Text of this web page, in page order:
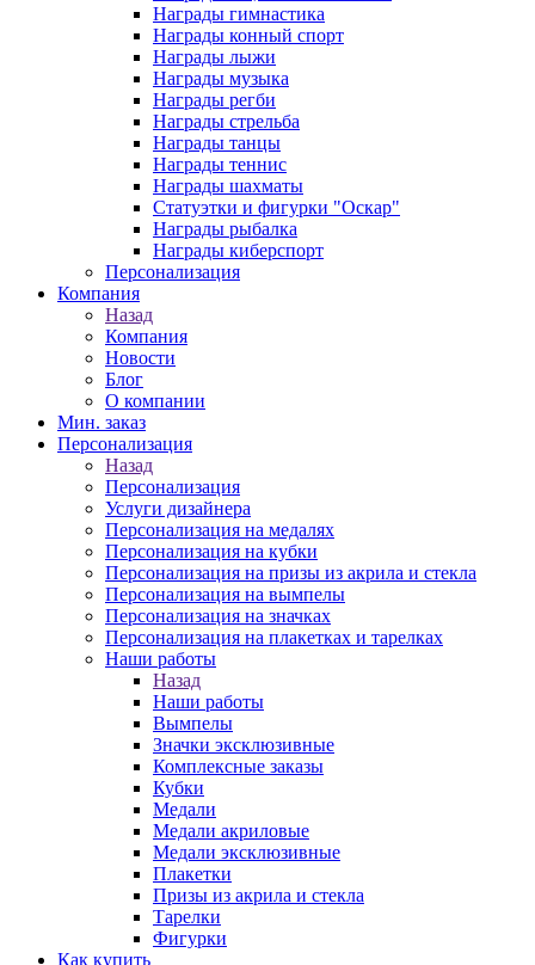
Награды гимнастика
Награды конный спорт
Награды лыжи
Награды музыка
Награды регби
Награды стрельба
Награды танцы
Награды теннис
Награды шахматы
Статуэтки и фигурки "Оскар"
Награды рыбалка
Награды киберспорт
Персонализация
Компания
Назад
Компания
Новости
Блог
О компании
Мин. заказ
Персонализация
Назад
Персонализация
Услуги дизайнера
Персонализация на медалях
Персонализация на кубки
Персонализация на призы из акрила и стекла
Персонализация на вымпелы
Персонализация на значках
Персонализация на плакетках и тарелках
Наши работы
Назад
Наши работы
Вымпелы
Значки эксклюзивные
Комплексные заказы
Кубки
Медали
Медали акриловые
Медали эксклюзивные
Плакетки
Призы из акрила и стекла
Тарелки
Фигурки
Как купить